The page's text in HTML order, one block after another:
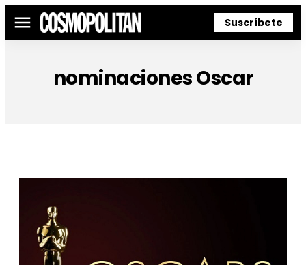
Menú Suscríbete
nominaciones Oscar